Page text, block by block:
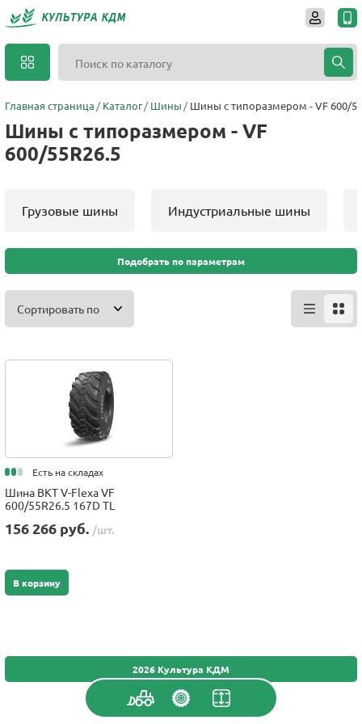
Главная страница Каталог Шины Шины с типоразмером - VF 600/
Шины с типоразмером - VF
600/55R26.5
Грузовые шины Индустриальные шины
Подобрать по параметрам
Сортировать по
Есть на складах
Шина BKT V-Flexa VF
600/55R26.5 167D TL
156 266 руб. /шт.
В корзину
2026 Культура КДМ